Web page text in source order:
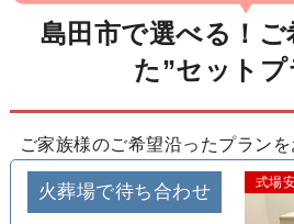
島田市で選べる！
た”セットプ
ご家族様のご希望沿ったプランを
火葬場で待ち合わせ 式場